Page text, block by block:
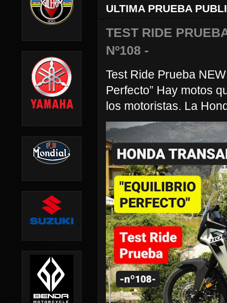
ULTIMA PRUEBA
TEST RIDE
Nº108 -
Test Ride Prueba
Perfecto” Hay motos
los motoristas. La